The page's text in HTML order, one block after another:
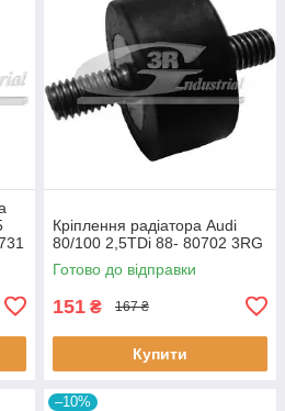
Кріплення радіатора Audi
80/100 2,5TDi 88- 80702 3RG
Готово до відправки
151 ₴ 167 ₴
Купити
–10%